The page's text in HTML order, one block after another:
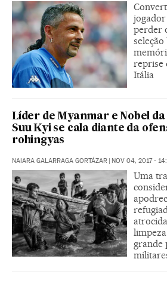
perder
reprise
Itália
Líder de Myanmar e Nobel da
Suu Kyi se cala diante da
rohingyas
NAIARA GALARRAGA GORTÁZAR | NOV 04, 2017 -
Uma
grande